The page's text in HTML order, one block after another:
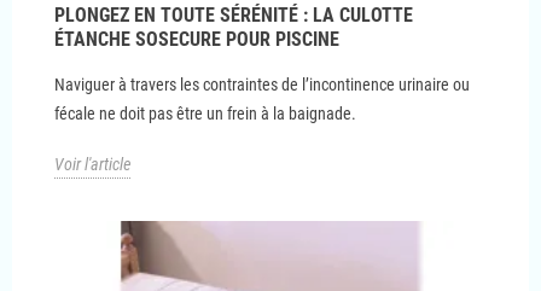
PLONGEZ EN TOUTE SÉRÉNITÉ : LA CULOTTE
ÉTANCHE SOSECURE POUR PISCINE
Naviguer à travers les contraintes de l’incontinence urinaire ou
fécale ne doit pas être un frein à la baignade.
Voir l'article